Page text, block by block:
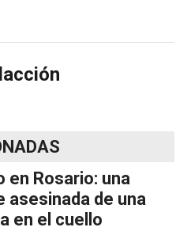
en Rosario: una
asesinada de una
en el cuello